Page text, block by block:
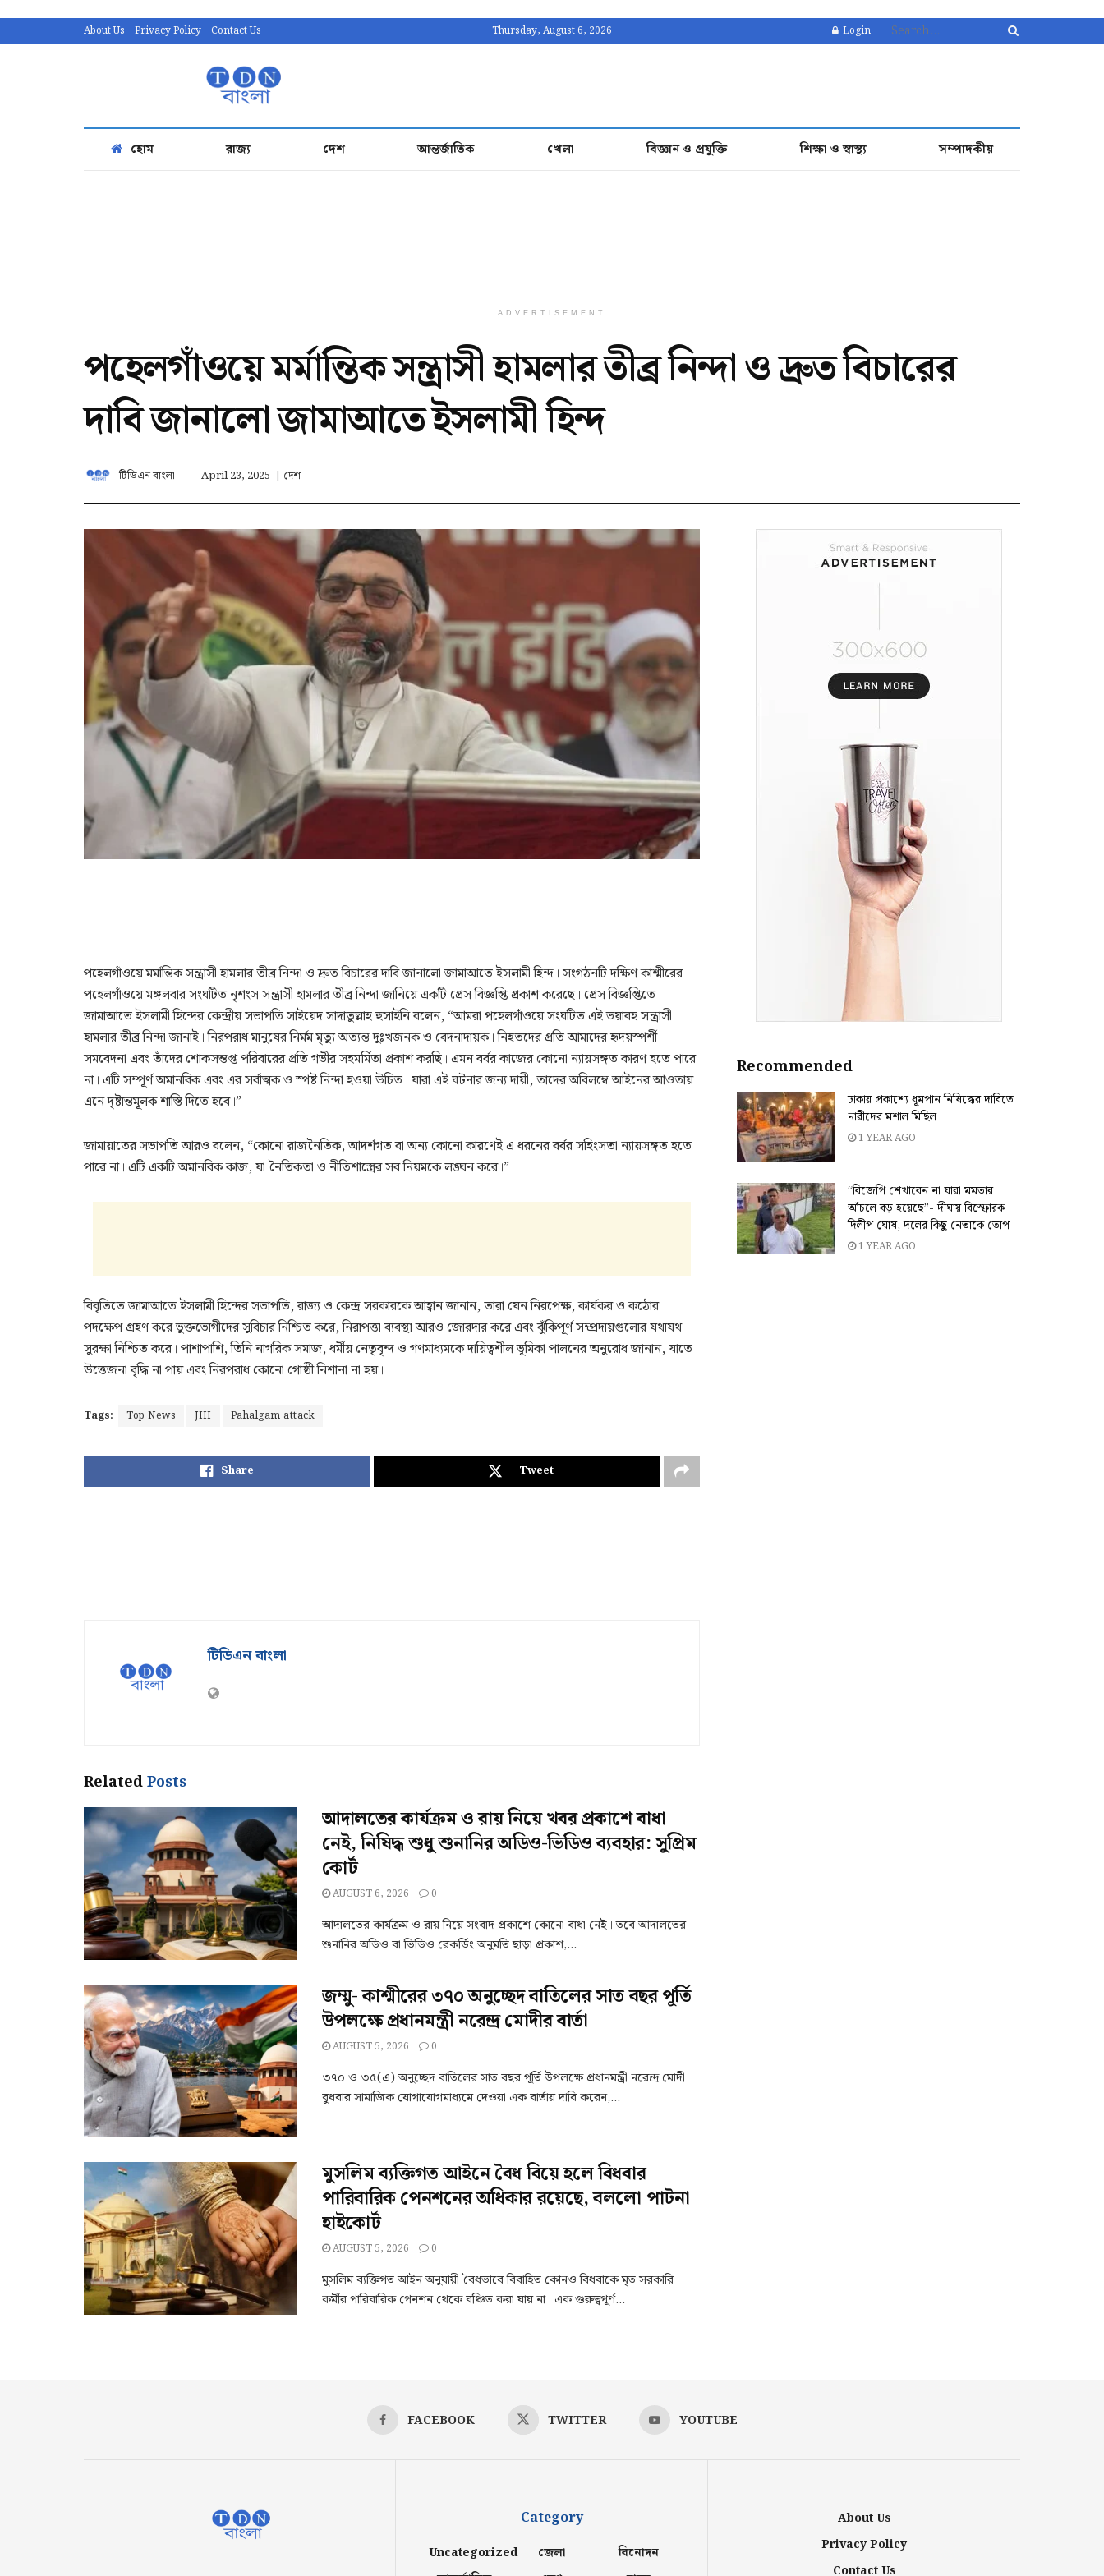
About Us Privacy Policy Contact Us Thursday, August 6, 2026 Login
হোম রাজ্য দেশ আন্তর্জাতিক খেলা বিজ্ঞান ও প্রযুক্তি শিক্ষা ও স্বাস্থ্য সম্পাদকীয়
ADVERTISEMENT
পহেলগাঁওয়ে মর্মান্তিক সন্ত্রাসী হামলার তীব্র নিন্দা ও দ্রুত বিচারের
দাবি জানালো জামাআতে ইসলামী হিন্দ
টিডিএন বাংলা April 23, 2025 | দেশ
পহেলগাঁওয়ে মর্মান্তিক সন্ত্রাসী হামলার তীব্র নিন্দা ও দ্রুত বিচারের দাবি জানালো জামাআতে ইসলামী হিন্দ। সংগঠনটি দক্ষিণ কাশ্মীরের
পহেলগাঁওয়ে মঙ্গলবার সংঘটিত নৃশংস সন্ত্রাসী হামলার তীব্র নিন্দা জানিয়ে একটি প্রেস বিজ্ঞপ্তি প্রকাশ করেছে। প্রেস বিজ্ঞপ্তিতে
জামাআতে ইসলামী হিন্দের কেন্দ্রীয় সভাপতি সাইয়েদ সাদাতুল্লাহ হুসাইনি বলেন, “আমরা পহেলগাঁওয়ে সংঘটিত এই ভয়াবহ সন্ত্রাসী
হামলার তীব্র নিন্দা জানাই। নিরপরাধ মানুষের নির্মম মৃত্যু অত্যন্ত দুঃখজনক ও বেদনাদায়ক। নিহতদের প্রতি আমাদের হৃদয়স্পর্শী
সমবেদনা এবং তাঁদের শোকসন্তপ্ত পরিবারের প্রতি গভীর সহমর্মিতা প্রকাশ করছি। এমন বর্বর কাজের কোনো ন্যায়সঙ্গত কারণ হতে পারে
না। এটি সম্পূর্ণ অমানবিক এবং এর সর্বাত্মক ও স্পষ্ট নিন্দা হওয়া উচিত। যারা এই ঘটনার জন্য দায়ী, তাদের অবিলম্বে আইনের আওতায়
এনে দৃষ্টান্তমূলক শাস্তি দিতে হবে।”
জামায়াতের সভাপতি আরও বলেন, “কোনো রাজনৈতিক, আদর্শগত বা অন্য কোনো কারণেই এ ধরনের বর্বর সহিংসতা ন্যায়সঙ্গত হতে
পারে না। এটি একটি অমানবিক কাজ, যা নৈতিকতা ও নীতিশাস্ত্রের সব নিয়মকে লঙ্ঘন করে।”
বিবৃতিতে জামাআতে ইসলামী হিন্দের সভাপতি, রাজ্য ও কেন্দ্র সরকারকে আহ্বান জানান, তারা যেন নিরপেক্ষ, কার্যকর ও কঠোর
পদক্ষেপ গ্রহণ করে ভুক্তভোগীদের সুবিচার নিশ্চিত করে, নিরাপত্তা ব্যবস্থা আরও জোরদার করে এবং ঝুঁকিপূর্ণ সম্প্রদায়গুলোর যথাযথ
সুরক্ষা নিশ্চিত করে। পাশাপাশি, তিনি নাগরিক সমাজ, ধর্মীয় নেতৃবৃন্দ ও গণমাধ্যমকে দায়িত্বশীল ভূমিকা পালনের অনুরোধ জানান, যাতে
উত্তেজনা বৃদ্ধি না পায় এবং নিরপরাধ কোনো গোষ্ঠী নিশানা না হয়।
Tags: Top News JIH Pahalgam attack
Share Tweet
টিডিএন বাংলা
RelatedPosts
আদালতের কার্যক্রম ও রায় নিয়ে খবর প্রকাশে বাধা
নেই, নিষিদ্ধ শুধু শুনানির অডিও-ভিডিও ব্যবহার: সুপ্রিম
কোর্ট
AUGUST 6, 2026 0
আদালতের কার্যক্রম ও রায় নিয়ে সংবাদ প্রকাশে কোনো বাধা নেই। তবে আদালতের
শুনানির অডিও বা ভিডিও রেকর্ডিং অনুমতি ছাড়া প্রকাশ,...
জম্মু- কাশ্মীরের ৩৭০ অনুচ্ছেদ বাতিলের সাত বছর পূর্তি
উপলক্ষে প্রধানমন্ত্রী নরেন্দ্র মোদীর বার্তা
AUGUST 5, 2026 0
৩৭০ ও ৩৫(এ) অনুচ্ছেদ বাতিলের সাত বছর পূর্তি উপলক্ষে প্রধানমন্ত্রী নরেন্দ্র মোদী
বুধবার সামাজিক যোগাযোগমাধ্যমে দেওয়া এক বার্তায় দাবি করেন,...
মুসলিম ব্যক্তিগত আইনে বৈধ বিয়ে হলে বিধবার
পারিবারিক পেনশনের অধিকার রয়েছে, বললো পাটনা
হাইকোর্ট
AUGUST 5, 2026 0
মুসলিম ব্যক্তিগত আইন অনুযায়ী বৈধভাবে বিবাহিত কোনও বিধবাকে মৃত সরকারি
কর্মীর পারিবারিক পেনশন থেকে বঞ্চিত করা যায় না। এক গুরুত্বপূর্ণ...
Recommended
ঢাকায় প্রকাশ্যে ধূমপান নিষিদ্ধের দাবিতে
নারীদের মশাল মিছিল
1 YEAR AGO
“বিজেপি শেখাবেন না যারা মমতার
আঁচলে বড় হয়েছে”- দীঘায় বিস্ফোরক
দিলীপ ঘোষ, দলের কিছু নেতাকে তোপ
1 YEAR AGO
FACEBOOK TWITTER YOUTUBE
Category
Uncategorized
জেলা
বিনোদন
About Us
Privacy Policy
Contact Us